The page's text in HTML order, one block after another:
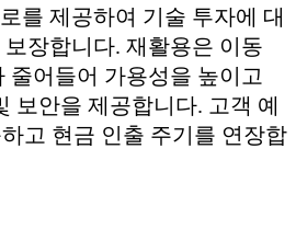
를 제공하여 기술 투자에 대
장합니다. 재활용은 이동
줄어들어 가용성을 높이고
보안을 제공합니다. 고객 예
고 현금 인출 주기를 연장합